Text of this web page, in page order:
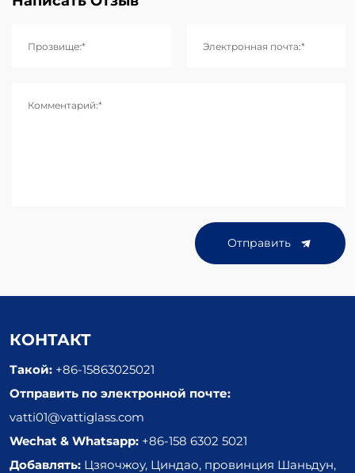
Прозвище:* Электронная почта:*
Комментарий:*
Отправить
КОНТАКТ
Такой: +86-15863025021
Отправить по электронной почте:
vatti01@vattiglass.com
Wechat & Whatsapp: +86-158 6302 5021
Добавлять: Цзяочжоу, Циндао, провинция Шаньдун,